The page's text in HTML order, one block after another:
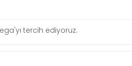
tercih ediyoruz.